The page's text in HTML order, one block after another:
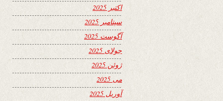
اکتبر 2025
سپتامبر 2025
آگوست 2025
جولای 2025
ژوئن 2025
می 2025
آوریل 2025